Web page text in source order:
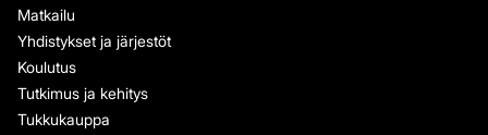
Matkailu
Yhdistykset ja järjestöt
Koulutus
Tutkimus ja kehitys
Tukkukauppa